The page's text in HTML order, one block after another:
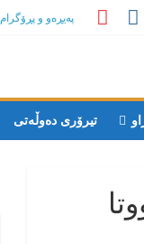
پەیڕەو و پڕۆگرام
تیرۆری دەوڵەتی